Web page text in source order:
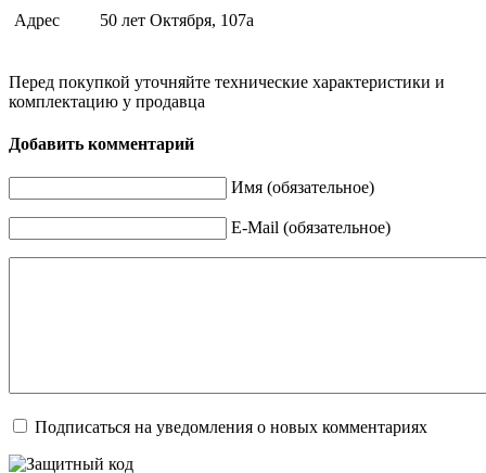
Адрес
50 лет Октября, 107а
Перед покупкой уточняйте технические характеристики и
комплектацию у продавца
Добавить комментарий
Имя (обязательное)
E-Mail (обязательное)
Подписаться на уведомления о новых комментариях